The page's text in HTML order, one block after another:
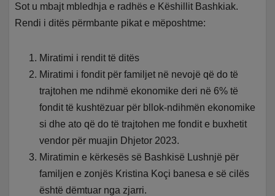
Sot u mbajt mbledhja e radhës e Këshillit Bashkiak.
Rendi i ditës përmbante pikat e mëposhtme:
Miratimi i rendit të ditës
Miratimi i fondit për familjet në nevojë që do të
trajtohen me ndihmë ekonomike deri në 6% të
fondit të kushtëzuar për bllok-ndihmën ekonomike
si dhe ato që do të trajtohen me fondit e buxhetit
vendor për muajin Dhjetor 2023.
Miratimin e kërkesës së Bashkisë Lushnjë për
familjen e zonjës Kristina Koçi banesa e së cilës
është dëmtuar nga zjarri.